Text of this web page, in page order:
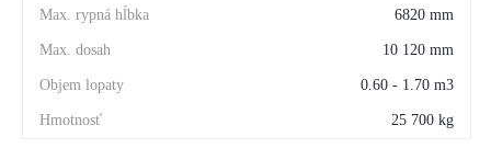
6820 mm
10 120 mm
0.60 - 1.70 m3
25 700 kg